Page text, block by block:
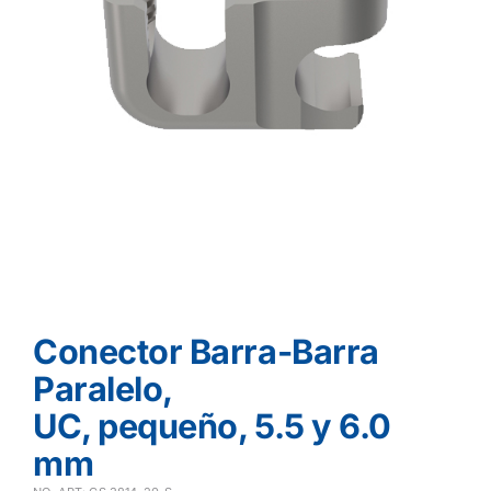
Conector Barra-Barra
Paralelo,
UC, pequeño, 5.5 y 6.0
mm